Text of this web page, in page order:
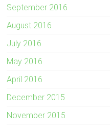
September 2016
August 2016
July 2016
May 2016
April 2016
December 2015
November 2015